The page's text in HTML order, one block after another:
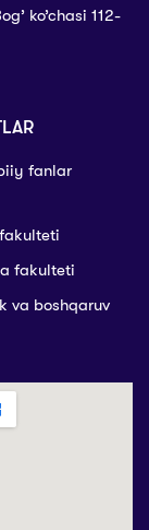
ko’chasi 112-
fanlar
fakulteti
va boshqaruv